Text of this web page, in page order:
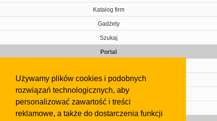
Używamy plików cookies i podobnych
rozwiązań technologicznych, aby
personalizować zawartość i treści
reklamowe, a także do dostarczenia funkcji
Katalog firm
Gadżety
Szukaj
Portal
Kontakt
Regulamin